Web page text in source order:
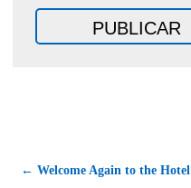
← Welcome Again to the Hotel